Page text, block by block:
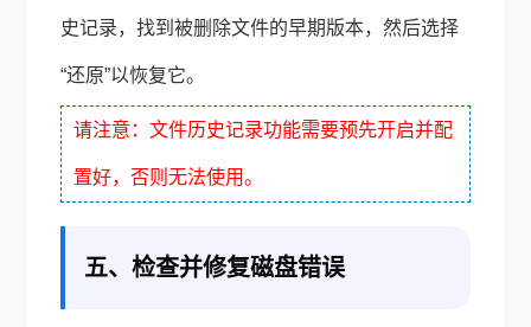
史记录，找到被删除文件的早期版本，然后选择
“还原”以恢复它。
请注意：文件历史记录功能需要预先开启并配
置好，否则无法使用。
五、检查并修复磁盘错误